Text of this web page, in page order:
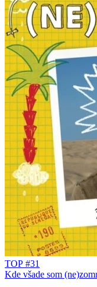
TOP #31
Kde všade som